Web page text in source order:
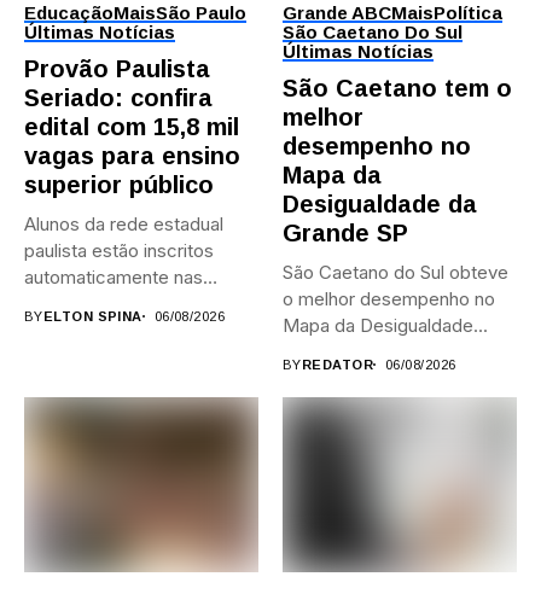
EducaçãoMaisSão Paulo
Últimas Notícias
Provão Paulista
Seriado: confira
edital com 15,8 mil
vagas para ensino
superior público
Alunos da rede estadual
paulista estão inscritos
automaticamente nas
BYELTON SPINA 06/08/2026
Grande ABCMaisPolítica
São Caetano Do Sul
Últimas Notícias
São Caetano tem o
melhor
desempenho no
Mapa da
Desigualdade da
Grande SP
São Caetano do Sul obteve
o melhor desempenho no
Mapa da Desigualdade...
BYREDATOR 06/08/2026